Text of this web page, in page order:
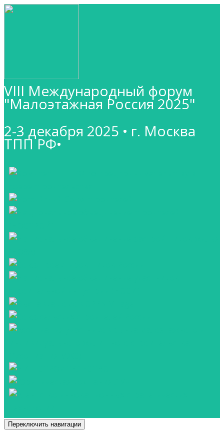
VIII Международный форум
"Малоэтажная Россия 2025"
2-3 декабря 2025 • г. Москва
ТПП РФ•
Переключить навигации